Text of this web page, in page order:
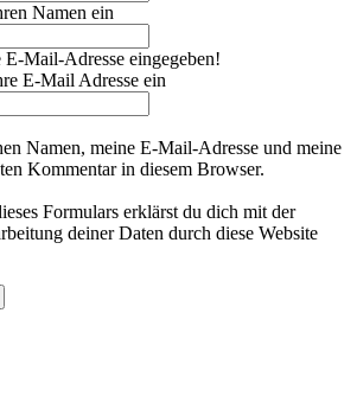
Namen ein
E-Mail-Adresse eingegeben!
E-Mail Adresse ein
Namen, meine E-Mail-Adresse und meine
Kommentar in diesem Browser.
Formulars erklärst du dich mit der
deiner Daten durch diese Website